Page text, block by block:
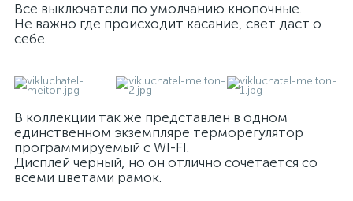
Все выключатели по умолчанию кнопочные.
Не важно где происходит касание, свет даст о
себе.
В коллекции так же представлен в одном
единственном экземпляре терморегулятор
программируемый с WI-FI.
Дисплей черный, но он отлично сочетается со
всеми цветами рамок.